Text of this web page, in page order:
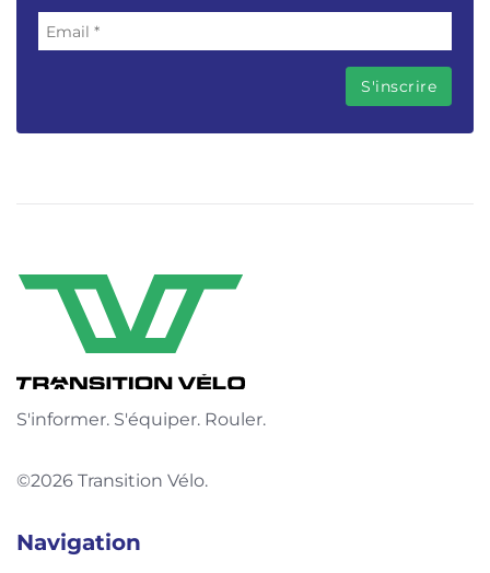
S'informer. S'équiper. Rouler.
©2026 Transition Vélo.
Navigation